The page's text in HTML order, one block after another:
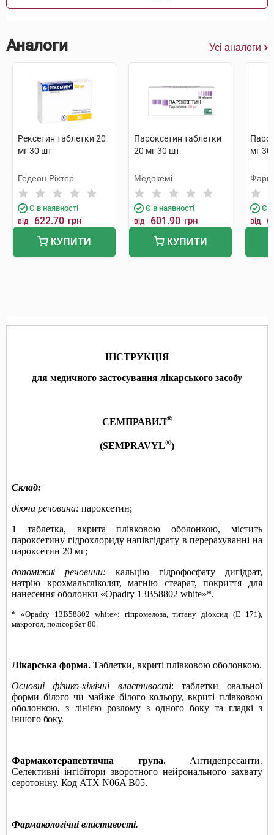
Аналоги Усі аналоги
Рексетин таблетки 20
мг 30 шт
Гедеон Ріхтер
Є в наявності
від 622.70 грн
КУПИТИ
Пароксетин таблетки
20 мг 30 шт
Медокемі
Є в наявності
від 601.90 грн
КУПИТИ
мг
Є в
від